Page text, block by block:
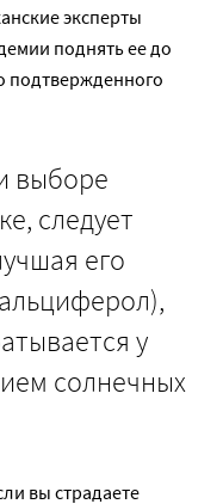
эксперты
поднять ее до
подтвержденного
выборе
следует
его
у
солнечных
вы страдаете